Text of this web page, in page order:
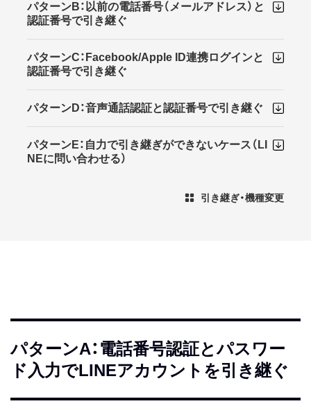
パターンB：以前の電話番号（メールアドレス）と
認証番号で引き継ぐ
パターンC：Facebook/Apple ID連携ログインと
認証番号で引き継ぐ
パターンD：音声通話認証と認証番号で引き継ぐ
パターンE：自力で引き継ぎができないケース（LI
NEに問い合わせる）
引き継ぎ・機種変更
パターンA：電話番号認証とパスワー
ド入力でLINEアカウントを引き継ぐ